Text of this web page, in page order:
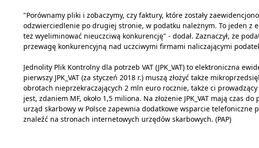
"Porównamy pliki i zobaczymy, czy faktury, które zostały
odzwierciedlenie po drugiej stronie, w podatku należnym. To jeden z
też wyeliminować nieuczciwą konkurencję" - dodał. Zaznaczył, że
przewagę konkurencyjną nad uczciwymi firmami naliczającymi
Jednolity Plik Kontrolny dla potrzeb VAT (JPK_VAT) to elektroniczna
pierwszy JPK_VAT (za styczeń 2018 r.) muszą złożyć także
obrotach nieprzekraczających 2 mln euro rocznie, także ci
jest, zdaniem MF, około 1,5 miliona. Na złożenie JPK_VAT mają czas
urząd skarbowy w Polsce zapewnia dodatkowe wsparcie telefoniczne
znaleźć na stronach internetowych urzędów skarbowych. (PAP)